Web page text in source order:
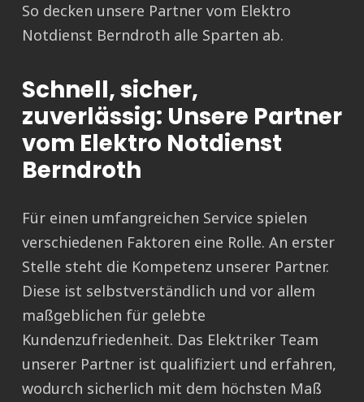
So decken unsere Partner vom Elektro
Notdienst Berndroth alle Sparten ab.
Schnell, sicher,
zuverlässig: Unsere Partner
vom Elektro Notdienst
Berndroth
Für einen umfangreichen Service spielen
verschiedenen Faktoren eine Rolle. An erster
Stelle steht die Kompetenz unserer Partner.
Diese ist selbstverständlich und vor allem
maßgeblichen für gelebte
Kundenzufriedenheit. Das Elektriker Team
unserer Partner ist qualifiziert und erfahren,
wodurch sicherlich mit dem höchsten Maß